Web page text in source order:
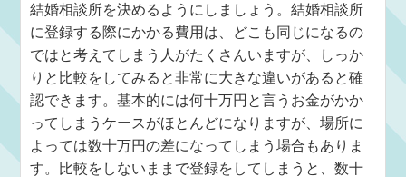
結婚相談所を決めるようにしましょう。結婚相談所
に登録する際にかかる費用は、どこも同じになるの
ではと考えてしまう人がたくさんいますが、しっか
りと比較をしてみると非常に大きな違いがあると確
認できます。基本的には何十万円と言うお金がかか
ってしまうケースがほとんどになりますが、場所に
よっては数十万円の差になってしまう場合もありま
す。比較をしないままで登録をしてしまうと、数十